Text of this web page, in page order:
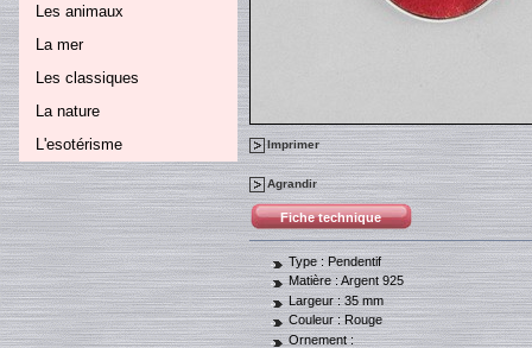
Les animaux
La mer
Les classiques
La nature
L'esotérisme
Imprimer
Agrandir
Fiche technique
Type : Pendentif
Matière :Argent 925
Largeur :35 mm
Couleur :Rouge
Ornement :